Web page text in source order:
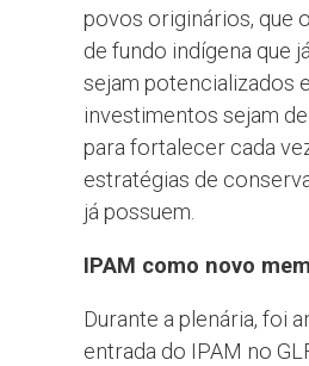
povos originários, que
de fundo indígena que
sejam potencializados
investimentos sejam
para fortalecer cada
estratégias de
já possuem.
IPAM como novo
Durante a plenária, foi
entrada do IPAM no